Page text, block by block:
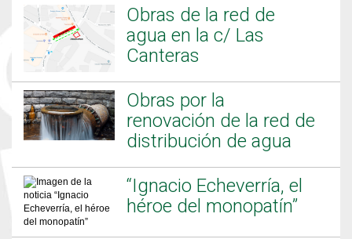
Obras de la red de
agua en la c/ Las
Canteras
Obras por la
renovación de la red de
distribución de agua
“Ignacio Echeverría, el
héroe del monopatín”